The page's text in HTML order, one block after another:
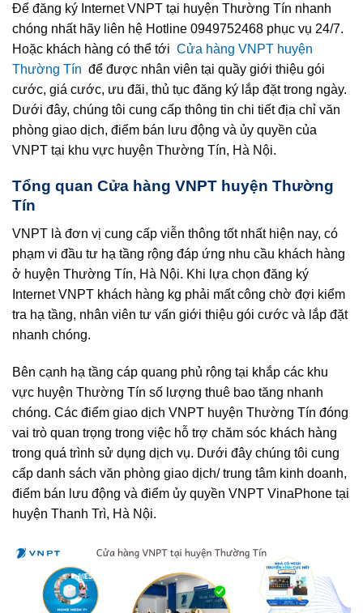
Để đăng ký Internet VNPT tại huyện Thường Tín nhanh
chóng nhất hãy liên hệ Hotline 0949752468 phục vụ 24/7.
Hoặc khách hàng có thể tới Cửa hàng VNPT huyện
Thường Tín để được nhân viên tại quầy giới thiệu gói
cước, giá cước, ưu đãi, thủ tục đăng ký lắp đặt trong ngày.
Dưới đây, chúng tôi cung cấp thông tin chi tiết địa chỉ văn
phòng giao dịch, điểm bán lưu động và ủy quyền của
VNPT tại khu vực huyện Thường Tín, Hà Nội.
Tổng quan Cửa hàng VNPT huyện Thường
Tín
VNPT là đơn vị cung cấp viễn thông tốt nhất hiện nay, có
phạm vi đầu tư hạ tầng rộng đáp ứng nhu cầu khách hàng
ở huyện Thường Tín, Hà Nội. Khi lựa chọn đăng ký
Internet VNPT khách hàng kg phải mất công chờ đợi kiểm
tra hạ tầng, nhân viên tư vấn giới thiệu gói cước và lắp đặt
nhanh chóng.
Bên cạnh hạ tầng cáp quang phủ rộng tại khắp các khu
vực huyện Thường Tín số lượng thuê bao tăng nhanh
chóng. Các điểm giao dịch VNPT huyện Thường Tín đóng
vai trò quan trọng trong việc hỗ trợ chăm sóc khách hàng
trong quá trình sử dụng dịch vụ. Dưới đây chúng tôi cung
cấp danh sách văn phòng giao dịch/ trung tâm kinh doanh,
điểm bán lưu động và điểm ủy quyền VNPT VinaPhone tại
huyện Thanh Trì, Hà Nội.